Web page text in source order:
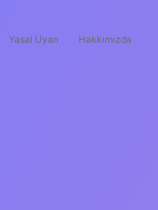
Yasal Uyarı Hakkımızda